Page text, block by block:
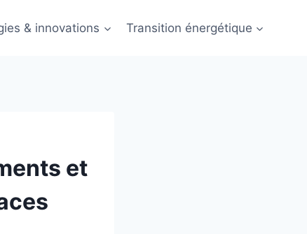
& innovations Transition énergétique
et